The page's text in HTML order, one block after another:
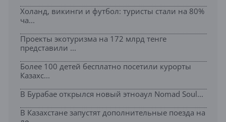
Холанд, викинги и футбол: туристы стали на 80%
ча...
Проекты экотуризма на 172 млрд тенге
представили ...
Более 100 детей бесплатно посетили курорты
Казахс...
В Бурабае открылся новый этноаул Nomad Soul...
В Казахстане запустят дополнительные поезда на